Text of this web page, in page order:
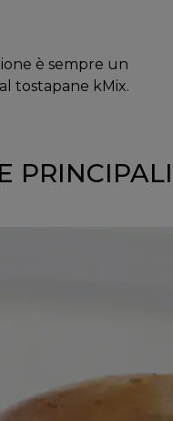
è sempre un
tostapane kMix.
PRINCIPALI